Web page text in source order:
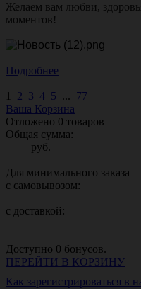
Желаем вам любви,
моментов!
Подробнее
1 2 3 4 5 ... 77
Ваша Корзина
Отложено 0 товаров
Общая сумма:
руб.
Для минимального заказа
с самовывозом:
с доставкой:
Доступно 0 бонусов.
ПЕРЕЙТИ В КОРЗИНУ
Как зарегистрироваться в